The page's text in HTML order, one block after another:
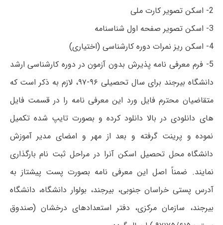
2- اسکن تصویر کارت ملی
3- اسکن تصویر صفحه اول شناسنامه
4- اسکن ریز نمرات دوره کارشناسی (اختیاری)
5- فرم معرفی نامه پذیرش بدون آزمون در دوره کارشناسی ارشد
دانشگاه بیرجند برای سال تحصیلی ۹۶-۹۷، لازم به ذکر است که
متقاضیان محترم فایل ورد این معرفی نامه را در قسمت فایل
های دانلودی در بالا دانلود کرده و بصورت تایپ شده تکمیل
نموده و پرینت گرفته و بعد از مهر و امضای مدیر آموزش
دانشگاه محل تحصیل اسکن آنرا در مراحل ثبت نام بارگذاری
نمایند. ضمناً اصل این معرفی نامه بصورت پست پیشتاز به
آدرس پستی خراسان جنوبی، بیرجند، بولوار دانشگاه، دانشگاه
بیرجند، سازمان مرکزی، دفتر استعدادهای درخشان (صندوق